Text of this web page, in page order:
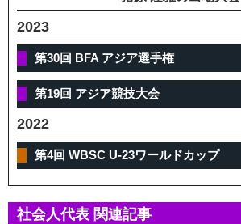
2023
第30回 BFA アジア選手権
第19回 アジア競技大会
2022
第4回 WBSC U-23ワールドカップ
社会人代表 関連記事